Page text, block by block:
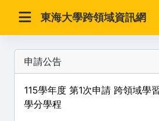
東海大學跨領域資訊網
申請公告
115學年度 第1次申請 跨領域學
學分學程